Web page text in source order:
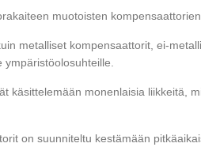
muotoisten
metalliset kompensaattorit, ei-
käsittelemään monenlaisia ​​liikkeitä,
on suunniteltu kestämään